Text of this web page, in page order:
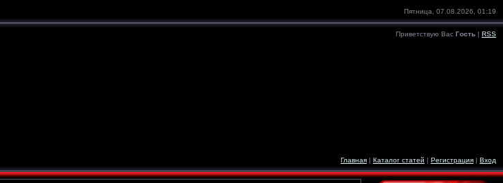
Пятница, 07.08.2026, 01:19
Приветствую Вас Гость | RSS
Главная | Каталог статей | Регистрация | Вход